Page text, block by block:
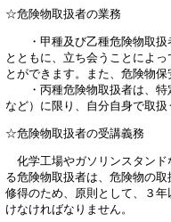
☆危険物取扱者の業務
・甲種及び乙種危険物取扱
とともに、立ち会うことによ
とができます。また、危険物保
・丙種危険物取扱者は、特
など）に限り、自分自身で取扱
☆危険物取扱者の受講義務
化学工場やガソリンスタンド
る危険物取扱者は、危険物の
修得のため、原則として、３
けなければなりません。